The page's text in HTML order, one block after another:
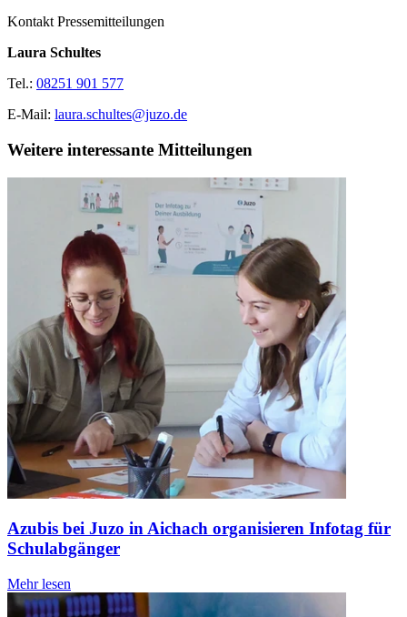
Kontakt Pressemitteilungen
Laura Schultes
Tel.: 08251 901 577
E-Mail: laura.schultes@juzo.de
Weitere interessante Mitteilungen
Azubis bei Juzo in Aichach organisieren Infotag für
Schulabgänger
Mehr lesen